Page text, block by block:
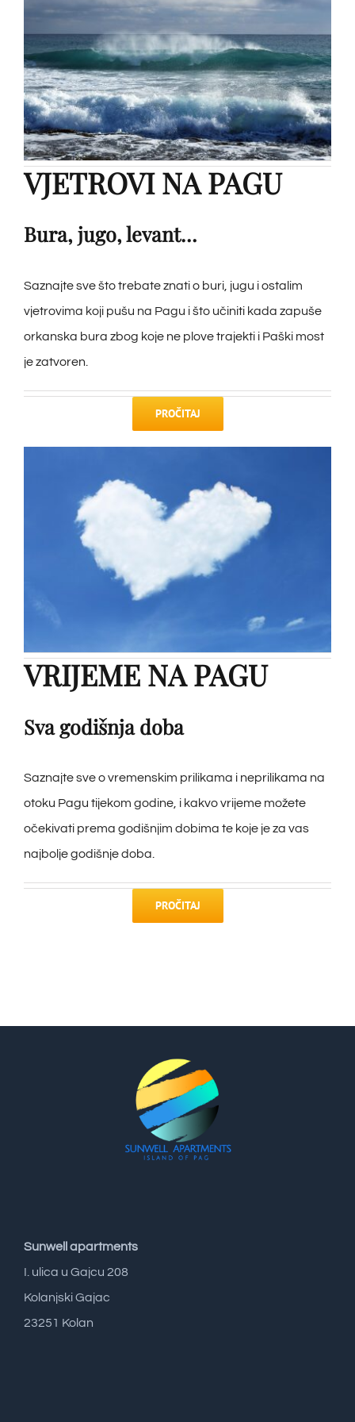
VJETROVI NA PAGU
Bura, jugo, levant…
Saznajte sve što trebate znati o buri, jugu i ostalim
vjetrovima koji pušu na Pagu i što učiniti kada zapuše
orkanska bura zbog koje ne plove trajekti i Paški most
je zatvoren.
PROČITAJ
VRIJEME NA PAGU
Sva godišnja doba
Saznajte sve o vremenskim prilikama i neprilikama na
otoku Pagu tijekom godine, i kakvo vrijeme možete
očekivati prema godišnjim dobima te koje je za vas
najbolje godišnje doba.
PROČITAJ
Sunwell apartments
I. ulica u Gajcu 208
Kolanjski Gajac
23251 Kolan